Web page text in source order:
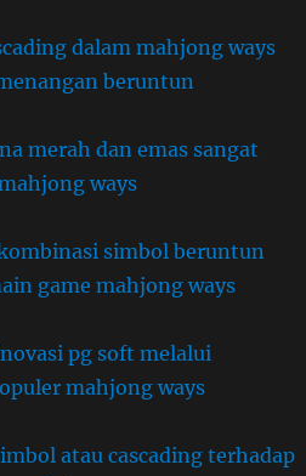
dalam mahjong ways
beruntun
merah dan emas sangat
ways
simbol beruntun
game mahjong ways
pg soft melalui
mahjong ways
atau cascading terhadap